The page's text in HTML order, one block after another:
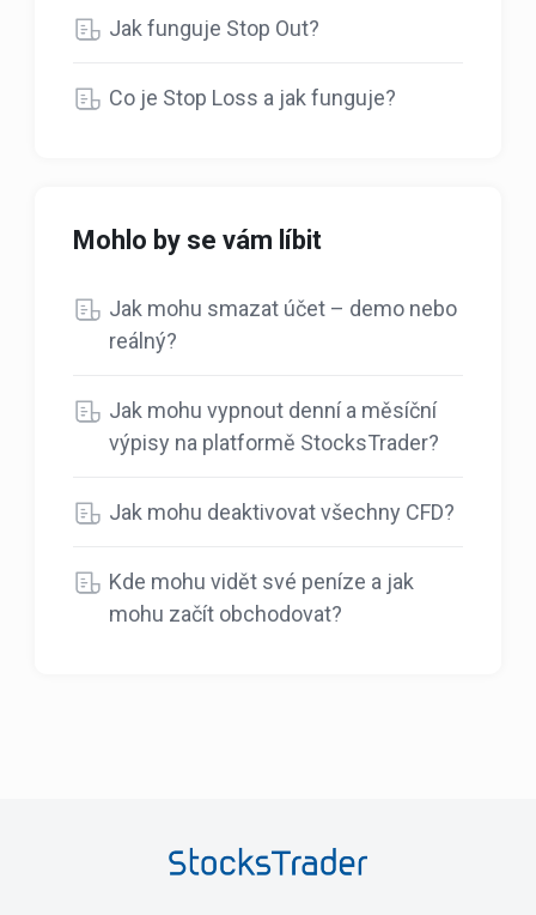
Jak funguje Stop Out?
Co je Stop Loss a jak funguje?
Mohlo by se vám líbit
Jak mohu smazat účet – demo nebo
reálný?
Jak mohu vypnout denní a měsíční
výpisy na platformě StocksTrader?
Jak mohu deaktivovat všechny CFD?
Kde mohu vidět své peníze a jak
mohu začít obchodovat?